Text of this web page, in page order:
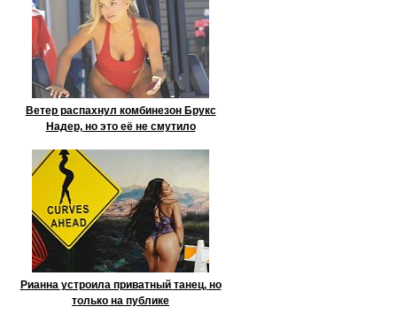
Ветер распахнул комбинезон Брукс
Надер, но это её не смутило
Рианна устроила приватный танец, но
только на публике